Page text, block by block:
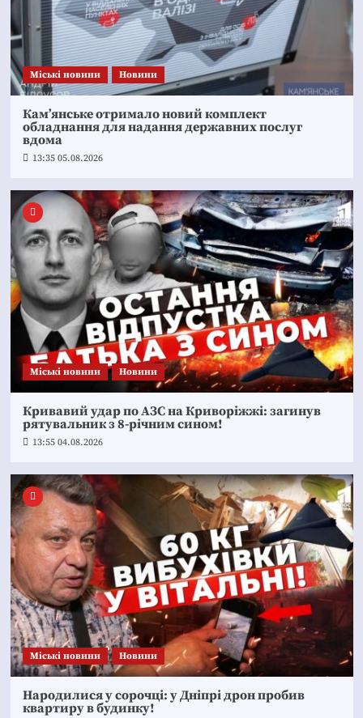
Mіські новини Новини
Кам’янське отримало новий комплект
обладнання для надання державних послуг
вдома
13:35 05.08.2026
Mіські новини Новини
Кривавий удар по АЗС на Криворіжжі: загинув
рятувальник з 8-річним сином!
13:55 04.08.2026
Mіські новини Новини
Народилися у сорочці: у Дніпрі дрон пробив
квартиру в будинку!